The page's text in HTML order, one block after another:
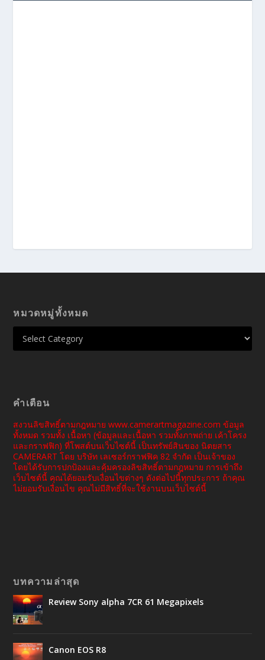
หมวดหมู่ทั้งหมด
คำเตือน
สงวนลิขสิทธิ์ตามกฎหมาย www.camerartmagazine.com ข้อมูล
ทั้งหมด รวมทั้ง เนื้อหา (ข้อมูลและเนื้อหา รวมทั้งภาพถ่าย เค้าโครง
และกราฟฟิก) ที่โพสต์บนเว็บไซต์นี้ เป็นทรัพย์สินของ นิตยสาร
CAMERART โดย บริษัท เลเซอร์กราฟฟิค 82 จำกัด เป็นเจ้าของ
โดยได้รับการปกป้องและคุ้มครองลิขสิทธิ์ตามกฎหมาย การเข้าถึง
เว็บไซต์นี้ คุณได้ยอมรับเงื่อนไขต่างๆ ดังต่อไปนี้ทุกประการ ถ้าคุณ
ไม่ยอมรับเงื่อนไข คุณไม่มีสิทธิ์ที่จะใช้งานบนเว็บไซต์นี้
บทความล่าสุด
Review Sony alpha 7CR 61 Megapixels
Canon EOS R8